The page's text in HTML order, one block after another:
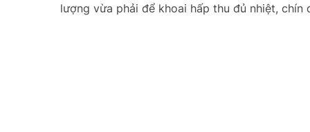
lượng vừa phải để khoai hấp thu đủ nhiệt, chín